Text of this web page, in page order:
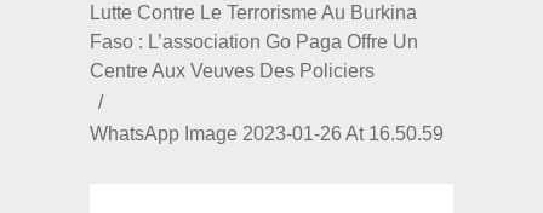
Lutte Contre Le Terrorisme Au Burkina
Faso : L’association Go Paga Offre Un
Centre Aux Veuves Des Policiers
WhatsApp Image 2023-01-26 At 16.50.59